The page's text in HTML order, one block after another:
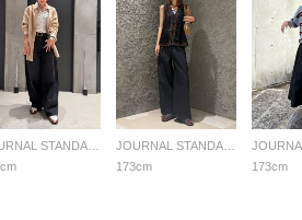
173cm
173cm